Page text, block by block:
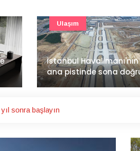
İzocam'da Metriks
ile akıllı üretim dönemi
başladı
Şirket Haberleri
sonra başlayın